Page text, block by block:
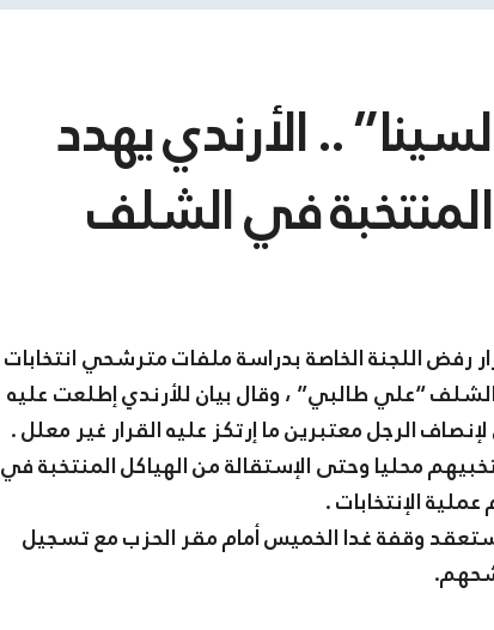
.. الأرندي يهدد
في الشلف
اللجنة الخاصة بدراسة ملفات مترشحي انتخابات
“علي طالبي” ، وقال بيان للأرندي إطلعت عليه
الرجل معتبرين ما إرتكز عليه القرار غير معلل .
محليا وحتى الإستقالة من الهياكل المنتخبة في
الإنتخابات .
ستعقد وقفة غدا الخميس أمام مقر الحزب مع تسجيل